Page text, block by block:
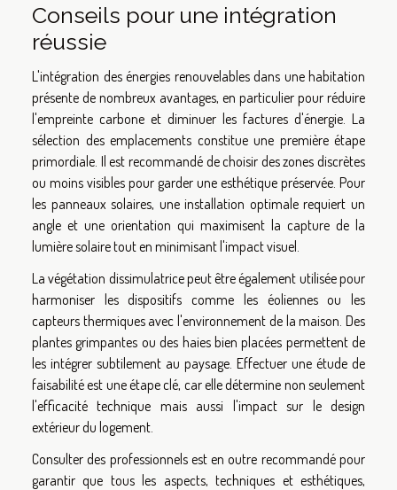
Conseils pour une intégration
réussie
L'intégration des énergies renouvelables dans une habitation
présente de nombreux avantages, en particulier pour réduire
l'empreinte carbone et diminuer les factures d'énergie. La
sélection des emplacements constitue une première étape
primordiale. Il est recommandé de choisir des zones discrètes
ou moins visibles pour garder une esthétique préservée. Pour
les panneaux solaires, une installation optimale requiert un
angle et une orientation qui maximisent la capture de la
lumière solaire tout en minimisant l'impact visuel.
La végétation dissimulatrice peut être également utilisée pour
harmoniser les dispositifs comme les éoliennes ou les
capteurs thermiques avec l'environnement de la maison. Des
plantes grimpantes ou des haies bien placées permettent de
les intégrer subtilement au paysage. Effectuer une étude de
faisabilité est une étape clé, car elle détermine non seulement
l'efficacité technique mais aussi l'impact sur le design
extérieur du logement.
Consulter des professionnels est en outre recommandé pour
garantir que tous les aspects, techniques et esthétiques,